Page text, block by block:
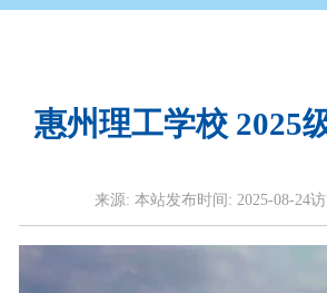
惠州理工学校 2025
来源: 本站发布时间: 2025-08-24